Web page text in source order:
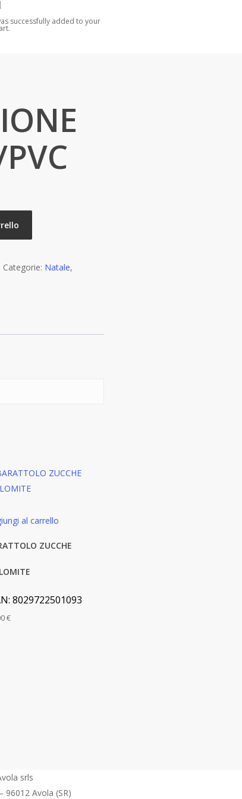
successfully added to your
Categorie: Natale,
al carrello
ZUCCHE
8029722501093
€
srls
96012 Avola (SR)